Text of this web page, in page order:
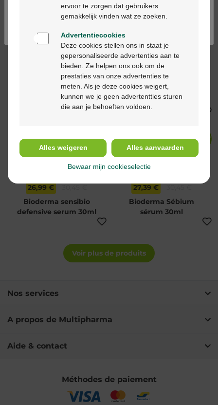
-25%*
78,00 €
Filorga Time Filler 5xp
Serum 30ml
33,99 €
Avene Cleanance
sérum exfoliant a.h.a
30ml
-11%*
26,99 €
Bioderma sensibio
defensive serum 30ml
-10%*
27,39 €
Bioderma Sébium
sérum 30ml
Voir plus de produits
Nos services
A propos de Multipharma
Aide & contact
Méthodes de paiement
Continuez en français
ervoor te zorgen dat gebruikers
gemakkelijk vinden wat ze zoeken.
Advertentiecookies
Deze cookies stellen ons in staat je
gepersonaliseerde advertenties aan te
bieden. Ze helpen ons ook om de
prestaties van onze advertenties te
meten. Als je deze cookies weigert,
kunnen we je geen advertentties sturen
die aan je behoeften voldoen.
Alles weigeren Alles aanvaarden
Bewaar mijn cookieselectie